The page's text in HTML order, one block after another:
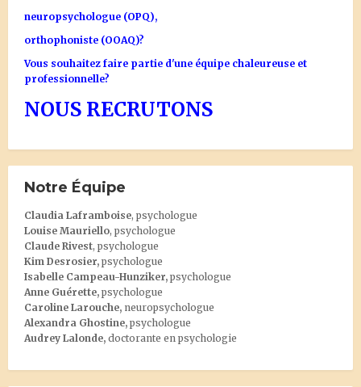
neuropsychologue (OPQ),
orthophoniste (OOAQ)?
Vous souhaitez faire partie d'une équipe chaleureuse et
professionnelle?
NOUS RECRUTONS
Notre Équipe
Claudia Laframboise, psychologue
Louise Mauriello, psychologue
Claude Rivest, psychologue
Kim Desrosier, psychologue
Isabelle Campeau-Hunziker, psychologue
Anne Guérette, psychologue
Caroline Larouche, neuropsychologue
Alexandra Ghostine, psychologue
Audrey Lalonde, doctorante en psychologie